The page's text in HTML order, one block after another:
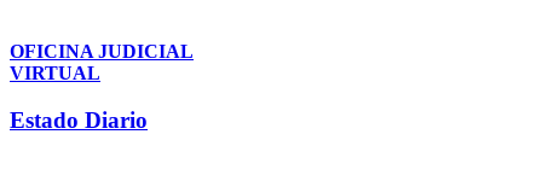
OFICINA JUDICIAL
VIRTUAL
Estado Diario